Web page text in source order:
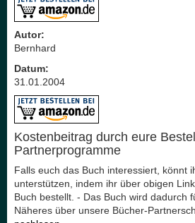
Autor:
Bernhard
Datum:
31.01.2004
Kostenbeitrag durch eure
Partnerprogramme
Falls euch das Buch interessiert, könnt
unterstützen, indem ihr über obigen
Buch bestellt. - Das Buch wird dadurch
Näheres über unsere Bücher-